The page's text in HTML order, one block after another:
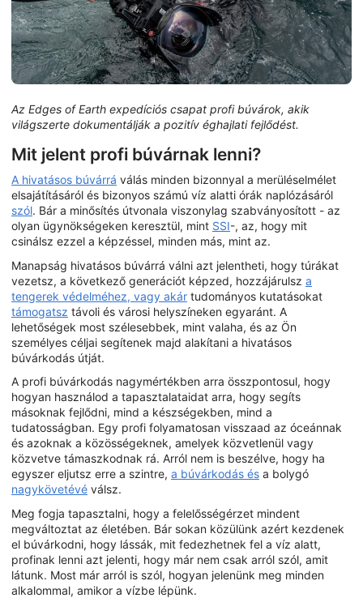
Az Edges of Earth expedíciós csapat profi búvárok, akik
világszerte dokumentálják a pozitív éghajlati fejlődést.
Mit jelent profi búvárnak lenni?
A hivatásos búvárrá válás minden bizonnyal a merüléselmélet
elsajátításáról és bizonyos számú víz alatti órák naplózásáról
szól. Bár a minősítés útvonala viszonylag szabványosított - az
olyan ügynökségeken keresztül, mint SSI-, az, hogy mit
csinálsz ezzel a képzéssel, minden más, mint az.
Manapság hivatásos búvárrá válni azt jelentheti, hogy túrákat
vezetsz, a következő generációt képzed, hozzájárulsz a
tengerek védelméhez, vagy akár tudományos kutatásokat
támogatsz távoli és városi helyszíneken egyaránt. A
lehetőségek most szélesebbek, mint valaha, és az Ön
személyes céljai segítenek majd alakítani a hivatásos
búvárkodás útját.
A profi búvárkodás nagymértékben arra összpontosul, hogy
hogyan használod a tapasztalataidat arra, hogy segíts
másoknak fejlődni, mind a készségekben, mind a
tudatosságban. Egy profi folyamatosan visszaad az óceánnak
és azoknak a közösségeknek, amelyek közvetlenül vagy
közvetve támaszkodnak rá. Arról nem is beszélve, hogy ha
egyszer eljutsz erre a szintre, a búvárkodás és a bolygó
nagykövetévé válsz.
Meg fogja tapasztalni, hogy a felelősségérzet mindent
megváltoztat az életében. Bár sokan közülünk azért kezdenek
el búvárkodni, hogy lássák, mit fedezhetnek fel a víz alatt,
profinak lenni azt jelenti, hogy már nem csak arról szól, amit
látunk. Most már arról is szól, hogyan jelenünk meg minden
alkalommal, amikor a vízbe lépünk.